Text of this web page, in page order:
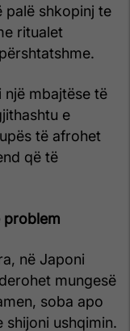
palë shkopinj te
ritualet
një mbajtëse të
e
të afrohet
që të
problem
në Japoni
mungesë
soba apo
shijoni ushqimin.